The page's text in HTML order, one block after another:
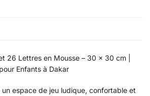
26 Lettres en Mousse – 30 x 30 cm |
Enfants à Dakar
espace de jeu ludique, confortable et